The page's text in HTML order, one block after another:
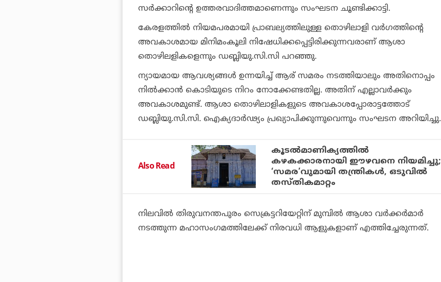
സര്‍ക്കാറിന്റെ ഉത്തരവാദിത്തമാണെന്നും സംഘടന ചൂണ്ടിക്കാട്ടി.
കേരളത്തില്‍ നിയമപരമായി പ്രാബല്യത്തിലുള്ള തൊഴിലാളി വര്‍ഗത്തിന്റെ
അവകാശമായ മിനിമംകൂലി നിഷേധിക്കപ്പെട്ടിരിക്കുന്നവരാണ് ആശാ
തൊഴിലളികളെന്നും ഡബ്ലിയു.സി.സി പറഞ്ഞു.
ന്യായമായ ആവശ്യങ്ങള്‍ ഉന്നയിച്ച് ആര് സമരം നടത്തിയാലും അതിനൊപ്പം
നില്‍ക്കാന്‍ കൊടിയുടെ നിറം നോക്കേണ്ടതില്ല. അതിന് എല്ലാവര്‍ക്കും
അവകാശമുണ്ട്. ആശാ തൊഴിലാളികളുടെ അവകാശപ്പോരാട്ടത്തോട്
ഡബ്ലിയു.സി.സി. ഐക്യദാര്‍ഢ്യം പ്രഖ്യാപിക്കുന്നുവെന്നും സംഘടന അറിയിച്ചു.
Also Read
കൂടല്‍മാണിക്യത്തില്‍
കഴകക്കാരനായി ഈഴവനെ നിയമിച്ചു;
‘സമര’വുമായി തന്ത്രികൾ, ഒടുവില്‍
തസ്തികമാറ്റം
നിലവില്‍ തിരുവനന്തപുരം സെക്രട്ടറിയേറ്റിന് മുമ്പില്‍ ആശാ വര്‍ക്കര്‍മാര്‍
നടത്തുന്ന മഹാസംഗമത്തിലേക്ക് നിരവധി ആളുകളാണ് എത്തിച്ചേരുന്നത്.